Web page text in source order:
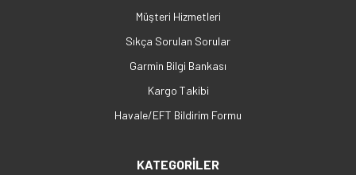
Müşteri Hizmetleri
Sıkça Sorulan Sorular
Garmin Bilgi Bankası
Kargo Takibi
Havale/EFT Bildirim Formu
KATEGORİLER